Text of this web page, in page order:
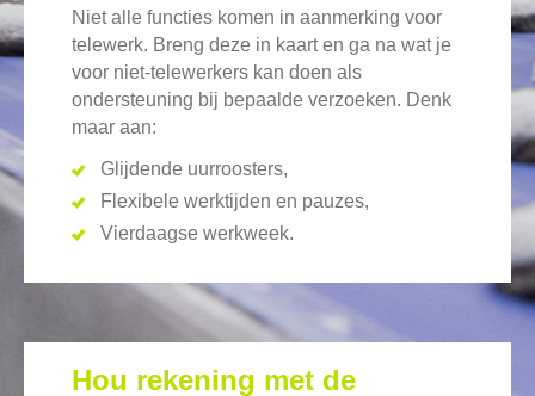
Niet alle functies komen in aanmerking voor
telewerk. Breng deze in kaart en ga na wat je
voor niet-telewerkers kan doen als
ondersteuning bij bepaalde verzoeken. Denk
maar aan:
Glijdende uurroosters,
Flexibele werktijden en pauzes,
Vierdaagse werkweek.
Hou rekening met de